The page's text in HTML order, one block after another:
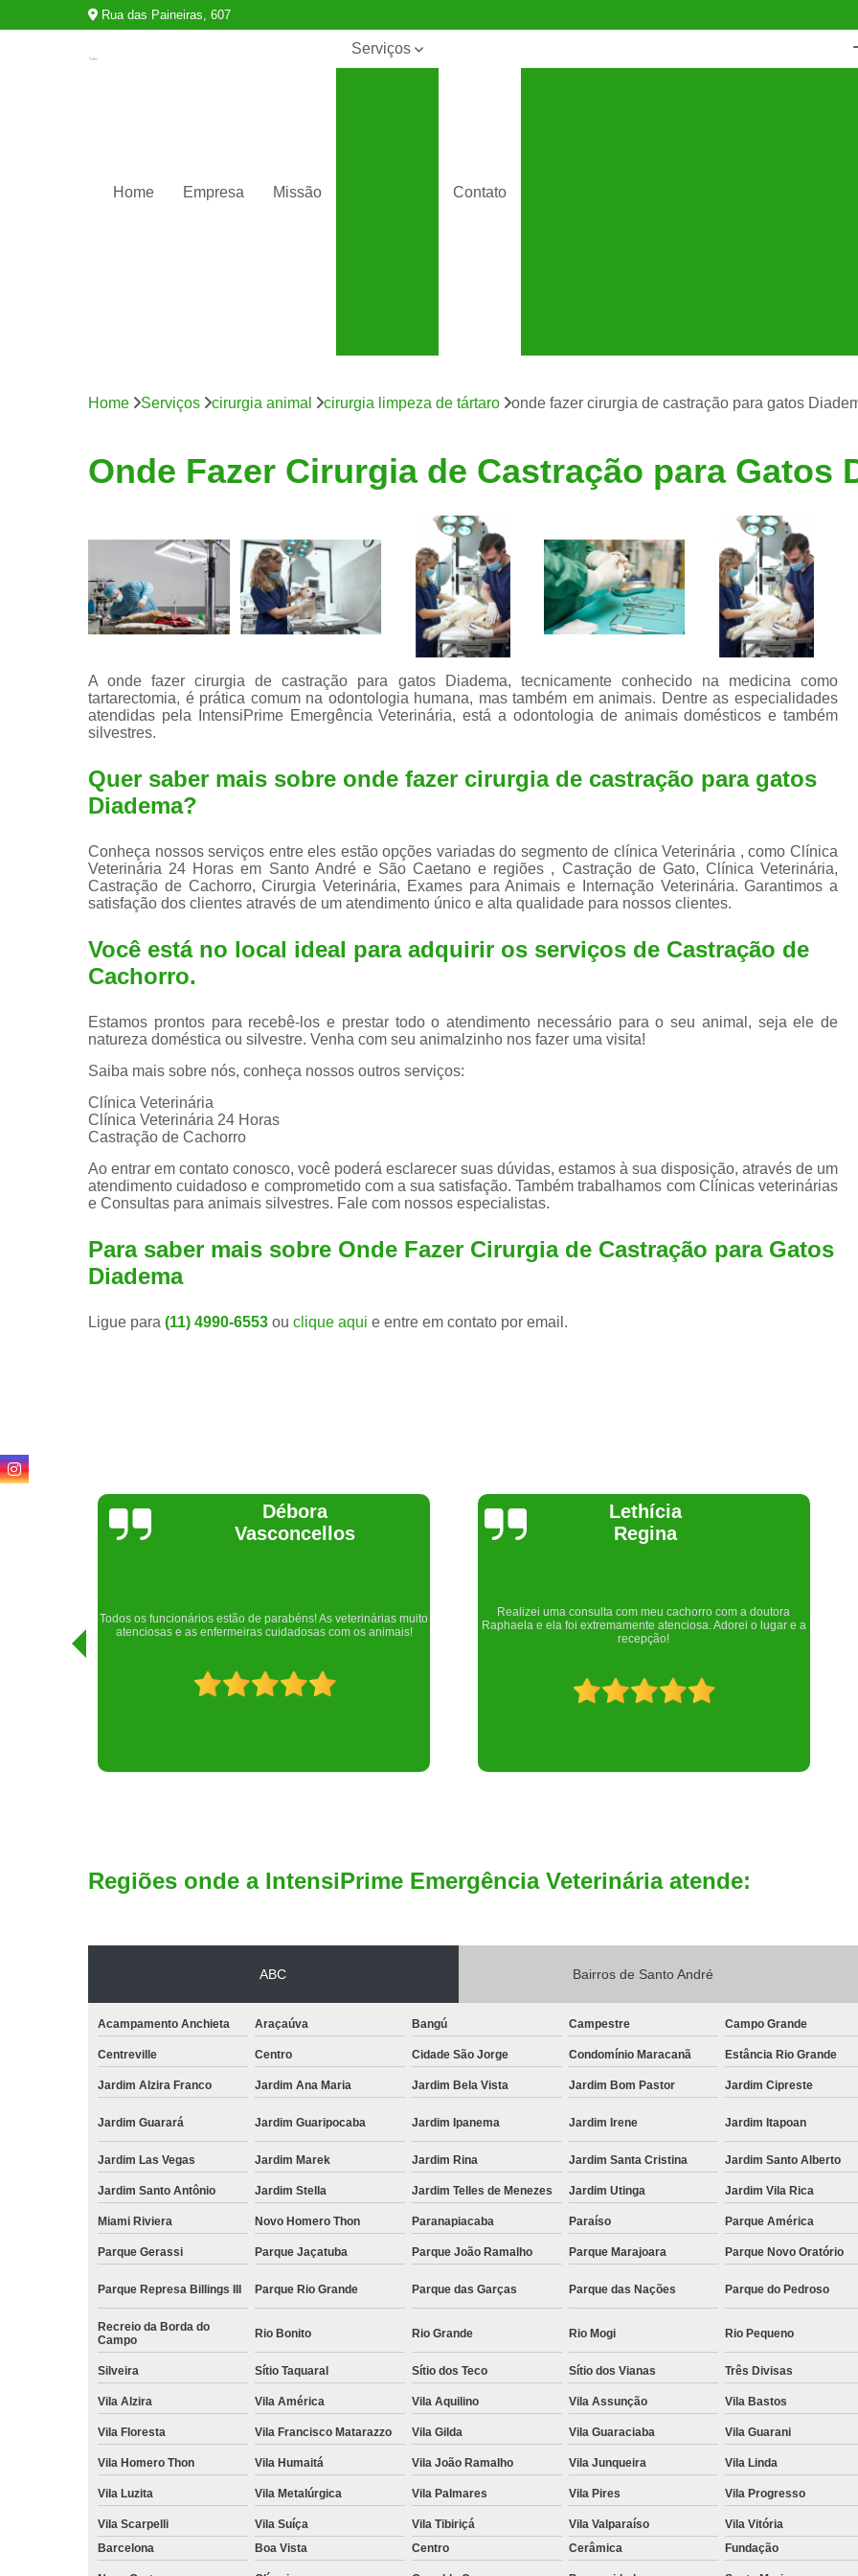
Rua das Paineiras, 607
Home Empresa Missão
Serviços
animais
para
tártaro
Contato
Clínica Veterinária Especializada em Cães
Clínica Veterinária Santo André
Consulta de
Consulta Médica
Consulta Médica Veterinária para
Consulta para
Consulta para Silvestres
Exame de Endoscopia Veterinária
Exame de Ultrassom para
Exame para Animais Santo André
Internação para Animais de Estimação
Internação Semi Intensiva Veterinária
Limpeza de Tártaro para Gatos
Limpeza Tártaro Santo André
Limpeza
Home Serviços cirurgia animal cirurgia limpeza de tártaro onde fazer cirurgia de castração para gatos
Onde Fazer Cirurgia de Castração para Gatos
A onde fazer cirurgia de castração para gatos Diadema, tecnicamente conhecido na medicina como
tartarectomia, é prática comum na odontologia humana, mas também em animais. Dentre as especialidades
atendidas pela IntensiPrime Emergência Veterinária, está a odontologia de animais domésticos e também
silvestres.
Quer saber mais sobre onde fazer cirurgia de castração para gatos
Diadema?
Conheça nossos serviços entre eles estão opções variadas do segmento de clínica Veterinária , como Clínica
Veterinária 24 Horas em Santo André e São Caetano e regiões , Castração de Gato, Clínica Veterinária,
Castração de Cachorro, Cirurgia Veterinária, Exames para Animais e Internação Veterinária. Garantimos a
satisfação dos clientes através de um atendimento único e alta qualidade para nossos clientes.
Você está no local ideal para adquirir os serviços de Castração de
Cachorro.
Estamos prontos para recebê-los e prestar todo o atendimento necessário para o seu animal, seja ele de
natureza doméstica ou silvestre. Venha com seu animalzinho nos fazer uma visita!
Saiba mais sobre nós, conheça nossos outros serviços:
Clínica Veterinária
Clínica Veterinária 24 Horas
Castração de Cachorro
Ao entrar em contato conosco, você poderá esclarecer suas dúvidas, estamos à sua disposição, através de um
atendimento cuidadoso e comprometido com a sua satisfação. Também trabalhamos com Clínicas veterinárias
e Consultas para animais silvestres. Fale com nossos especialistas.
Para saber mais sobre Onde Fazer Cirurgia de Castração para Gatos
Diadema
Ligue para (11) 4990-6553 ou clique aqui e entre em contato por email.
Lethícia
Regina
Realizei uma consulta com meu cachorro com a doutora
Raphaela e ela foi extremamente atenciosa. Adorei o lugar e a
recepção!
Joelma Lilian
Um lugar maravilhoso. Sempre serei grata pelo que fizeram por
nós!
Regiões onde a IntensiPrime Emergência Veterinária atende:
ABC Bairros de Santo André
Acampamento Anchieta Araçaúva Bangú Campestre Campo Grande
Centreville Centro Cidade São Jorge Condomínio Maracanã Estância Rio Grande
Jardim Alzira Franco Jardim Ana Maria Jardim Bela Vista Jardim Bom Pastor Jardim Cipreste
Jardim Guarará Jardim Guaripocaba Jardim Ipanema Jardim Irene Jardim Itapoan
Jardim Las Vegas Jardim Marek Jardim Rina Jardim Santa Cristina Jardim Santo Alberto
Jardim Santo Antônio Jardim Stella Jardim Telles de Menezes Jardim Utinga Jardim Vila Rica
Miami Riviera Novo Homero Thon Paranapiacaba Paraíso Parque América
Parque Gerassi Parque Jaçatuba Parque João Ramalho Parque Marajoara Parque Novo Oratório
Parque Represa Billings III Parque Rio Grande Parque das Garças Parque das Nações Parque do Pedroso
Recreio da Borda do
Campo
Rio Bonito Rio Grande Rio Mogi Rio Pequeno
Silveira Sítio Taquaral Sítio dos Teco Sítio dos Vianas Três Divisas
Vila Alzira Vila América Vila Aquilino Vila Assunção Vila Bastos
Vila Floresta Vila Francisco Matarazzo Vila Gilda Vila Guaraciaba Vila Guarani
Vila Homero Thon Vila Humaitá Vila João Ramalho Vila Junqueira Vila Linda
Vila Luzita Vila Metalúrgica Vila Palmares Vila Pires Vila Progresso
Vila Scarpelli Vila Suíça Vila Tibiriçá Vila Valparaíso Vila Vitória
Barcelona
Boa Vista Centro Cerâmica Fundação